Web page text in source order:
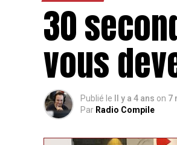
30
vous
Publié le Il y a 4 ans on 7
Par Radio Compile